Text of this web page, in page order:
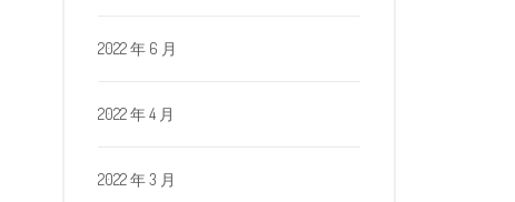
2022 年 6 月
2022 年 4 月
2022 年 3 月